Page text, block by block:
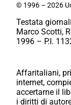
© 1996 – 2026
Testata
Marco Scotti,
1996 – P.I.
Affaritaliani,
internet,
accertarne il
i diritti di